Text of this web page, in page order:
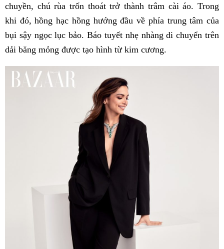
chuyền, chú rùa trốn thoát trở thành trâm cài áo. Trong
khi đó, hồng hạc hồng hướng đầu về phía trung tâm của
bụi sậy ngọc lục bảo. Báo tuyết nhẹ nhàng di chuyển trên
dải băng mỏng được tạo hình từ kim cương.